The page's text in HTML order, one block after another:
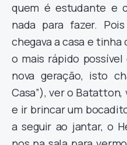
quem é estudante e
nada para fazer.
chegava a casa e
o mais rápido
nova geração, isto
Casa”), ver o
e ir brincar um
a seguir ao jantar, o